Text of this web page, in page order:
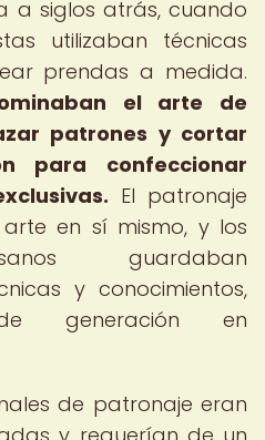
a siglos atrás, cuando
utilizaban técnicas
prendas a medida.
el arte de
patrones y cortar
para confeccionar
El patronaje
en sí mismo, y los
guardaban
y conocimientos,
de generación en
de patronaje eran